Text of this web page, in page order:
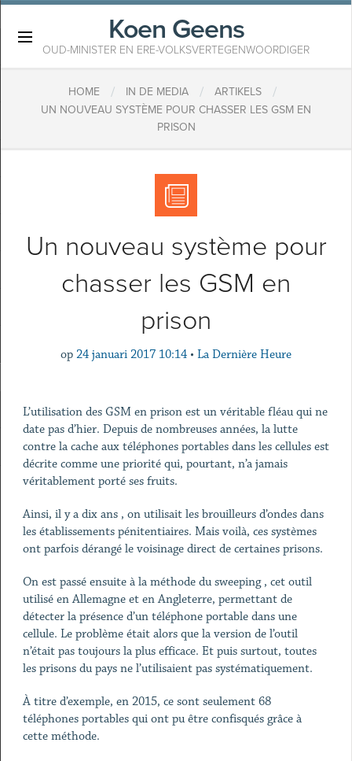
Koen Geens
OUD-MINISTER EN ERE-VOLKSVERTEGENWOORDIGER
HOME / IN DE MEDIA / ARTIKELS /
UN NOUVEAU SYSTÈME POUR CHASSER LES GSM EN
PRISON
Un nouveau système pour
chasser les GSM en
prison
op 24 januari 2017 10:14 • La Dernière Heure
L’utilisation des GSM en prison est un véritable fléau qui ne
date pas d’hier. Depuis de nombreuses années, la lutte
contre la cache aux téléphones portables dans les cellules est
décrite comme une priorité qui, pourtant, n’a jamais
véritablement porté ses fruits.
Ainsi, il y a dix ans , on utilisait les brouilleurs d’ondes dans
les établissements pénitentiaires. Mais voilà, ces systèmes
ont parfois dérangé le voisinage direct de certaines prisons.
On est passé ensuite à la méthode du sweeping , cet outil
utilisé en Allemagne et en Angleterre, permettant de
détecter la présence d’un téléphone portable dans une
cellule. Le problème était alors que la version de l’outil
n’était pas toujours la plus efficace. Et puis surtout, toutes
les prisons du pays ne l’utilisaient pas systématiquement.
À titre d’exemple, en 2015, ce sont seulement 68
téléphones portables qui ont pu être confisqués grâce à
cette méthode.